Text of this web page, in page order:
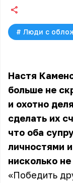
# Люди с
Настя
больше не
и охотно
сделать их
что оба
личностями
нисколько
«Победить